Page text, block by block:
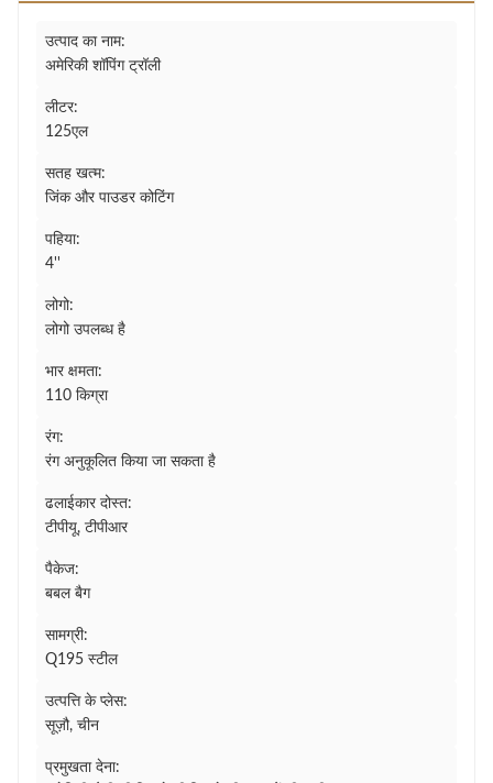
उत्पाद का नाम:
अमेरिकी शॉपिंग ट्रॉली
लीटर:
125एल
सतह खत्म:
जिंक और पाउडर कोटिंग
पहिया:
4''
लोगो:
लोगो उपलब्ध है
भार क्षमता:
110 किग्रा
रंग:
रंग अनुकूलित किया जा सकता है
ढलाईकार दोस्त:
टीपीयू, टीपीआर
पैकेज:
बबल बैग
सामग्री:
Q195 स्टील
उत्पत्ति के प्लेस:
सूज़ौ, चीन
प्रमुखता देना: